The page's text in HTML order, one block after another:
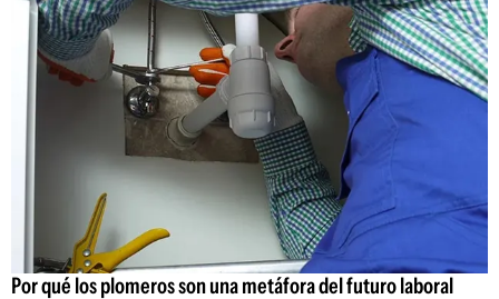
Por qué los plomeros son una metáfora del futuro laboral